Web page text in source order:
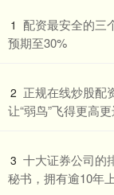
1 配资最安全的三
预期至30%
2 正规在线炒股配
让“弱鸟”飞得更高
3 十大证券公司的
秘书，拥有逾10年